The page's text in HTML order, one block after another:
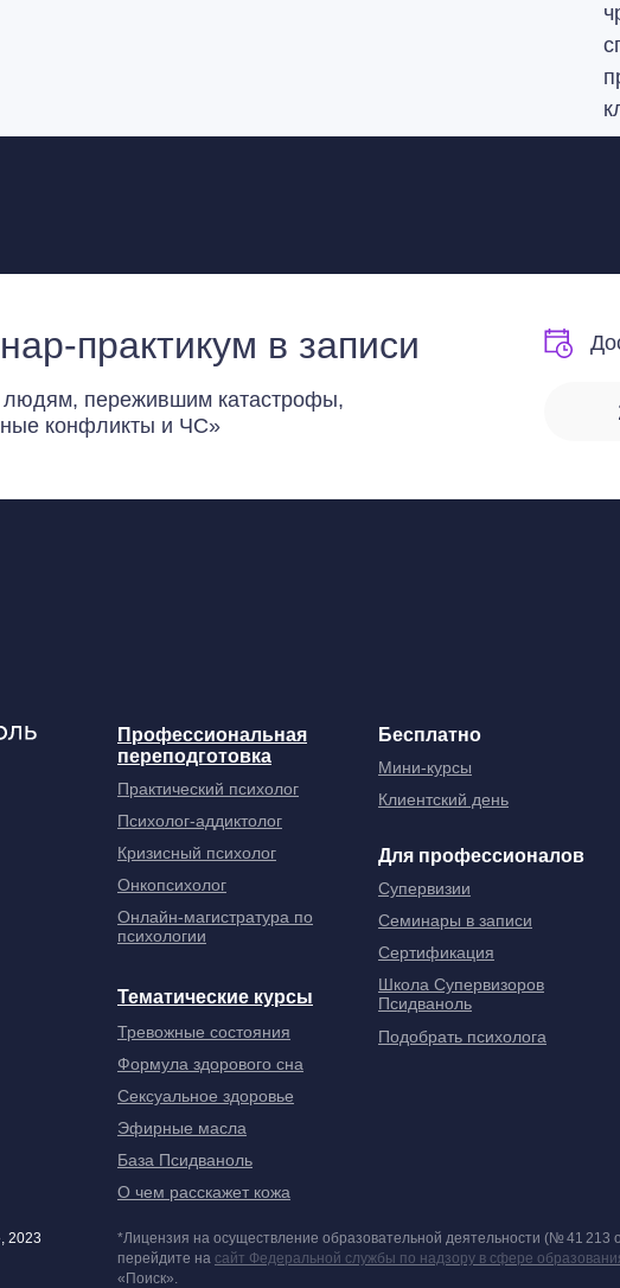
практикум в записи
пережившим катастрофы,
конфликты и ЧС»
*Лицензия на осуществление образовательной деятельности (№ 41
перейдите на сайт Федеральной службы по надзору в сфере
«Поиск».
2023
Профессиональная
переподготовка
Практический психолог
Кризисный психолог
Психолог-аддиктолог
Бесплатно
Мини-курсы
Клиентский день
Для профессионалов
Супервизии
Семинары в записи
Сертификация
Школа Супервизоров
Псидваноль
Подобрать психолога
Тревожные состояния
Формула здорового сна
Тематические курсы
Сексуальное здоровье
Эфирные масла
База Псидваноль
О чем расскажет кожа
Онкопсихолог
Онлайн-магистратура по
психологии